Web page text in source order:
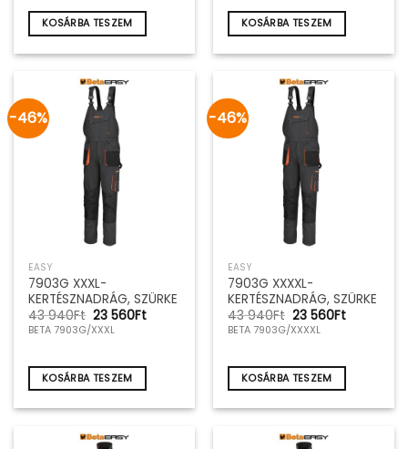
940Ft. 560Ft.
KOSÁRBA TESZEM
940Ft. 560Ft.
KOSÁRBA TESZEM
-46%
EASY
7903G XXXL-
KERTÉSZNADRÁG, SZÜRKE
43 940Ft Original
price
was:
940Ft.
23 560FtCurrent
560Ft.
BETA 7903G/XXXL
KOSÁRBA TESZEM
-46%
EASY
7903G XXXXL-
KERTÉSZNADRÁG, SZÜRKE
43 940Ft Original
price
was:
940Ft.
23 560FtCurrent
560Ft.
BETA 7903G/XXXXL
KOSÁRBA TESZEM